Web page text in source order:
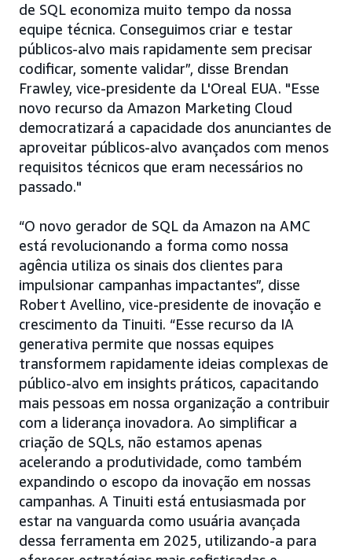
de SQL economiza muito tempo da nossa
equipe técnica. Conseguimos criar e testar
públicos-alvo mais rapidamente sem precisar
codificar, somente validar”, disse Brendan
Frawley, vice-presidente da L'Oreal EUA. "Esse
novo recurso da Amazon Marketing Cloud
democratizará a capacidade dos anunciantes de
aproveitar públicos-alvo avançados com menos
requisitos técnicos que eram necessários no
passado."
“O novo gerador de SQL da Amazon na AMC
está revolucionando a forma como nossa
agência utiliza os sinais dos clientes para
impulsionar campanhas impactantes”, disse
Robert Avellino, vice-presidente de inovação e
crescimento da Tinuiti. “Esse recurso da IA
generativa permite que nossas equipes
transformem rapidamente ideias complexas de
público-alvo em insights práticos, capacitando
mais pessoas em nossa organização a contribuir
com a liderança inovadora. Ao simplificar a
criação de SQLs, não estamos apenas
acelerando a produtividade, como também
expandindo o escopo da inovação em nossas
campanhas. A Tinuiti está entusiasmada por
estar na vanguarda como usuária avançada
dessa ferramenta em 2025, utilizando-a para